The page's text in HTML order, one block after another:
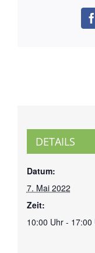
DETAILS
Datum:
7. Mai 2022
Zeit:
10:00 Uhr - 17:00